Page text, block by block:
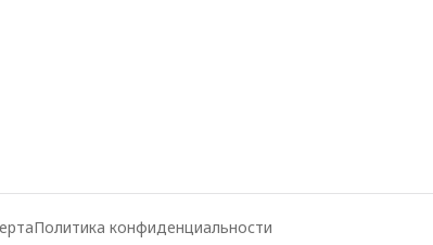
Политика конфиденциальности